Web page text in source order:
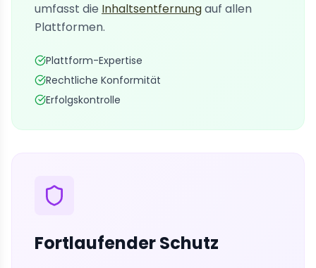
umfasst die Inhaltsentfernungauf allen
Plattformen.
Plattform-Expertise
Rechtliche Konformität
Erfolgskontrolle
Fortlaufender Schutz